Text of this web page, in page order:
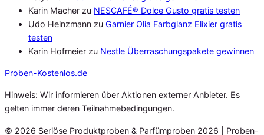
Karin Macher zu NESCAFÉ® Dolce Gusto gratis testen
Udo Heinzmann zu Garnier Olia Farbglanz Elixier gratis
testen
Karin Hofmeier zu Nestle Überraschungspakete gewinnen
Proben-Kostenlos.de
Hinweis: Wir informieren über Aktionen externer Anbieter. Es
gelten immer deren Teilnahmebedingungen.
© 2026 Seriöse Produktproben & Parfümproben 2026 | Proben-